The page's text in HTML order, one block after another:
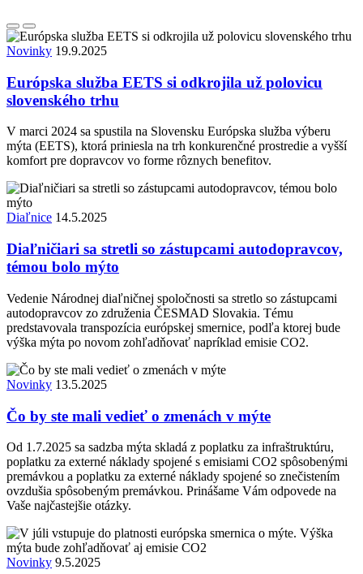
Novinky 19.9.2025
Európska služba EETS si odkrojila už polovicu
slovenského trhu
V marci 2024 sa spustila na Slovensku Európska služba výberu
mýta (EETS), ktorá priniesla na trh konkurenčné prostredie a vyšší
komfort pre dopravcov vo forme rôznych benefitov.
Diaľnice 14.5.2025
Diaľničiari sa stretli so zástupcami autodopravcov,
témou bolo mýto
Vedenie Národnej diaľničnej spoločnosti sa stretlo so zástupcami
autodopravcov zo združenia ČESMAD Slovakia. Tému
predstavovala transpozícia európskej smernice, podľa ktorej bude
výška mýta po novom zohľadňovať napríklad emisie CO2.
Novinky 13.5.2025
Čo by ste mali vedieť o zmenách v mýte
Od 1.7.2025 sa sadzba mýta skladá z poplatku za infraštruktúru,
poplatku za externé náklady spojené s emisiami CO2 spôsobenými
premávkou a poplatku za externé náklady spojené so znečistením
ovzdušia spôsobeným premávkou. Prinášame Vám odpovede na
Vaše najčastejšie otázky.
Novinky 9.5.2025